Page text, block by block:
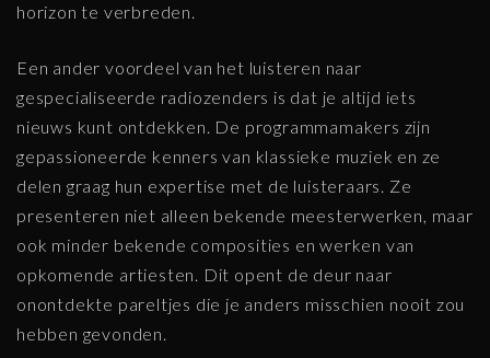
horizon te verbreden.
Een ander voordeel van het luisteren naar
gespecialiseerde radiozenders is dat je altijd iets
nieuws kunt ontdekken. De programmamakers zijn
gepassioneerde kenners van klassieke muziek en ze
delen graag hun expertise met de luisteraars. Ze
presenteren niet alleen bekende meesterwerken, maar
ook minder bekende composities en werken van
opkomende artiesten. Dit opent de deur naar
onontdekte pareltjes die je anders misschien nooit zou
hebben gevonden.